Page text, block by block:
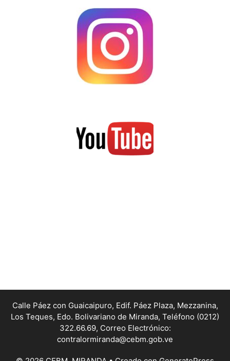
Calle Páez con Guaicaipuro, Edif. Páez Plaza, Mezzanina,
Los Teques, Edo. Bolivariano de Miranda, Teléfono (0212)
322.66.69, Correo Electrónico:
contralormiranda@cebm.gob.ve